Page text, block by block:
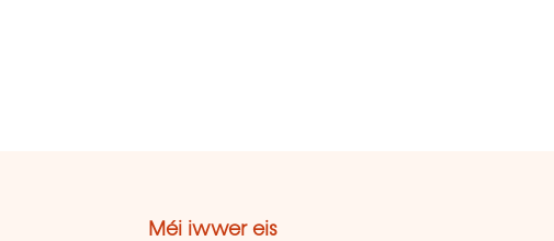
Méi iwwer eis